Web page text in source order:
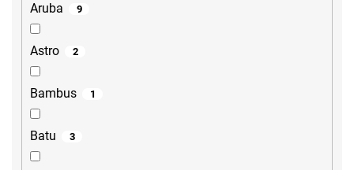
Aruba 9
Astro 2
Bambus 1
Batu 3